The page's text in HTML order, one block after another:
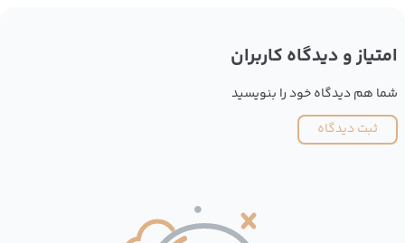
امتیاز و دیدگاه کاربران
شما هم دیدگاه خود را بنویسید
ثبت دیدگاه